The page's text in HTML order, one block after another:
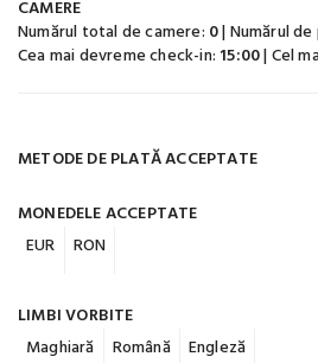
CAMERE
Numărul total de camere: 0| Numărul
Cea mai devreme check-in: 15:00| Cel
METODE DE PLATĂ ACCEPTATE
MONEDELE ACCEPTATE
EUR
RON
LIMBI VORBITE
Maghiară
Română Engleză